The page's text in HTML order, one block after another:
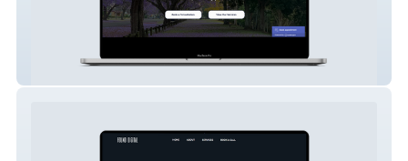
Evoke Clinic